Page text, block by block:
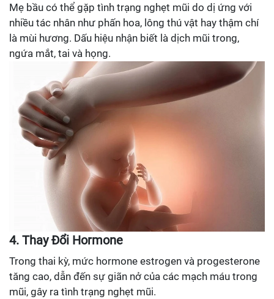
Mẹ bầu có thể gặp tình trạng nghẹt mũi do dị ứng với
nhiều tác nhân như phấn hoa, lông thú vật hay thậm chí
là mùi hương. Dấu hiệu nhận biết là dịch mũi trong,
ngứa mắt, tai và họng.
4. Thay Đổi Hormone
Trong thai kỳ, mức hormone estrogen và progesterone
tăng cao, dẫn đến sự giãn nở của các mạch máu trong
mũi, gây ra tình trạng nghẹt mũi.